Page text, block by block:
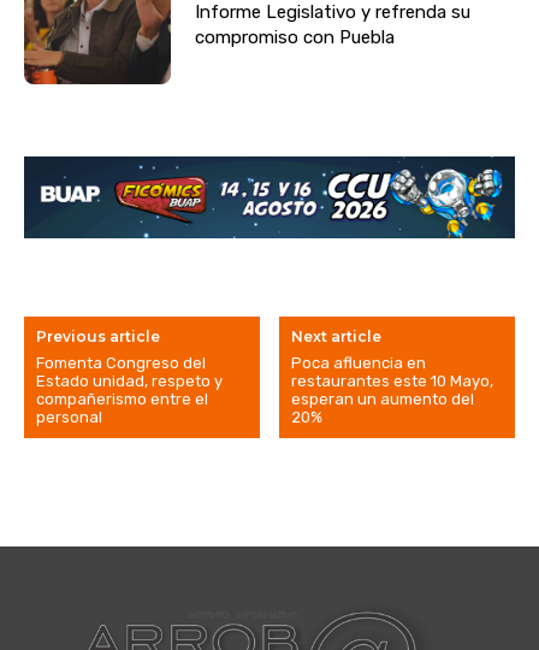
Informe Legislativo y refrenda su
compromiso con Puebla
Previous article
Fomenta Congreso del
Estado unidad, respeto y
compañerismo entre el
personal
Next article
Poca afluencia en
restaurantes este 10 Mayo,
esperan un aumento del
20%